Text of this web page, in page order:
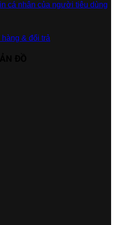
cá nhân của người tiêu dùng
& đổi trả